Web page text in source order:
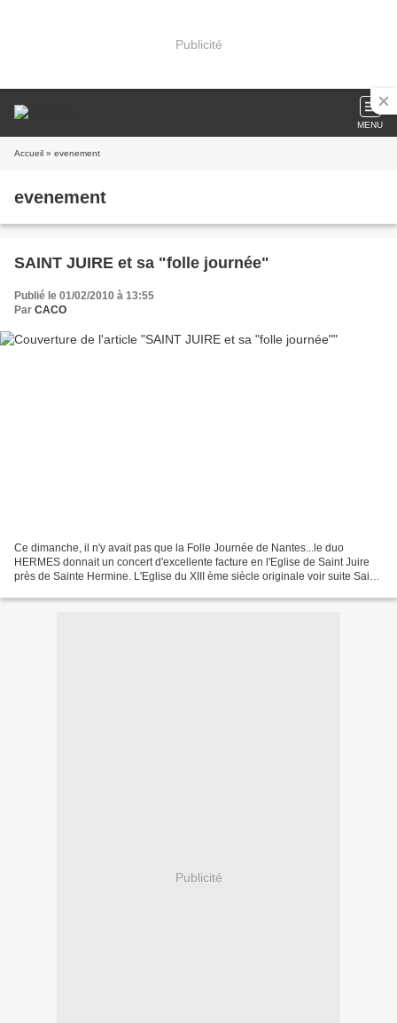
Publicité
MENU
Accueil » evenement
evenement
SAINT JUIRE et sa "folle journée"
Publié le 01/02/2010 à 13:55
Par CACO
Ce dimanche, il n'y avait pas que la Folle Journée de Nantes...le duo
HERMES donnait un concert d'excellente facture en l'Eglise de Saint Juire
près de Sainte Hermine. L'Eglise du XIII ème siècle originale voir suite Saint
Publicité